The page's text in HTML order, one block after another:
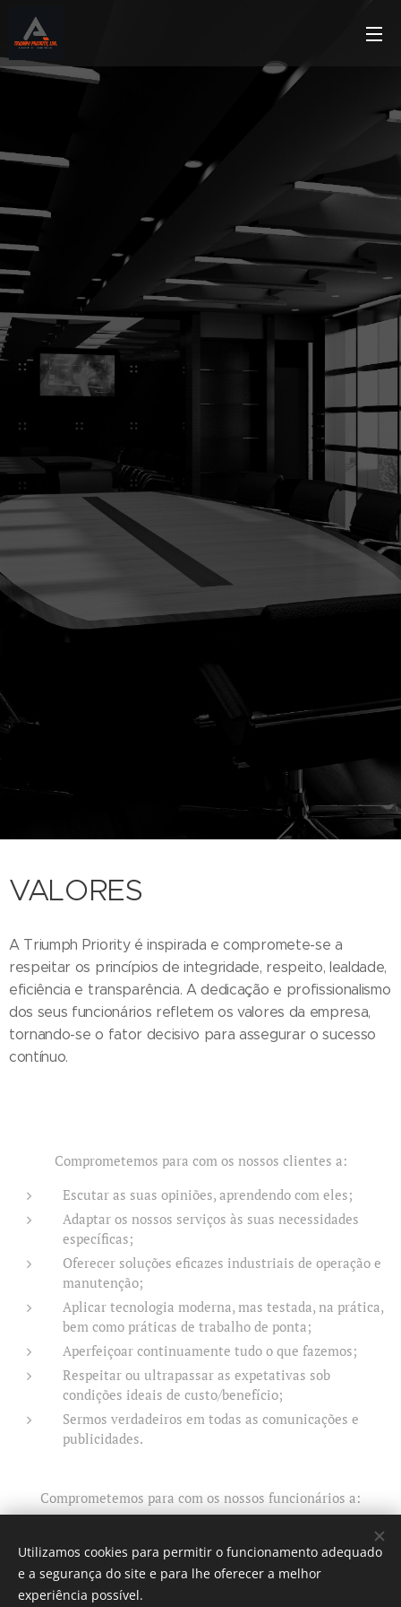
VALORES
A Triumph Priority é inspirada e compromete-se a
respeitar os princípios de integridade, respeito, lealdade,
eficiência e transparência. A dedicação e profissionalismo
dos seus funcionários refletem os valores da empresa,
tornando-se o fator decisivo para assegurar o sucesso
contínuo.
Comprometemos para com os nossos clientes a:
Escutar as suas opiniões, aprendendo com eles;
Adaptar os nossos serviços às suas necessidades
específicas;
Oferecer soluções eficazes industriais de operação e
manutenção;
Aplicar tecnologia moderna, mas testada, na prática,
bem como práticas de trabalho de ponta;
Aperfeiçoar continuamente tudo o que fazemos;
Respeitar ou ultrapassar as expetativas sob
condições ideais de custo/benefício;
Sermos verdadeiros em todas as comunicações e
publicidades.
Comprometemos para com os nossos funcionários a:
compensador;
Assegurar igualdade de oportunidades;
Promover um ambiente de trabalho em equipa e de
Utilizamos cookies para permitir o funcionamento adequado
e a segurança do site e para lhe oferecer a melhor
experiência possível.